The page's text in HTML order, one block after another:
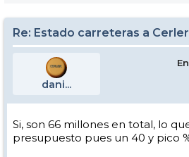
Re: Estado carreteras a Cerler
dani...
Si, son 66 millones en total, lo
presupuesto pues un 40 y pico